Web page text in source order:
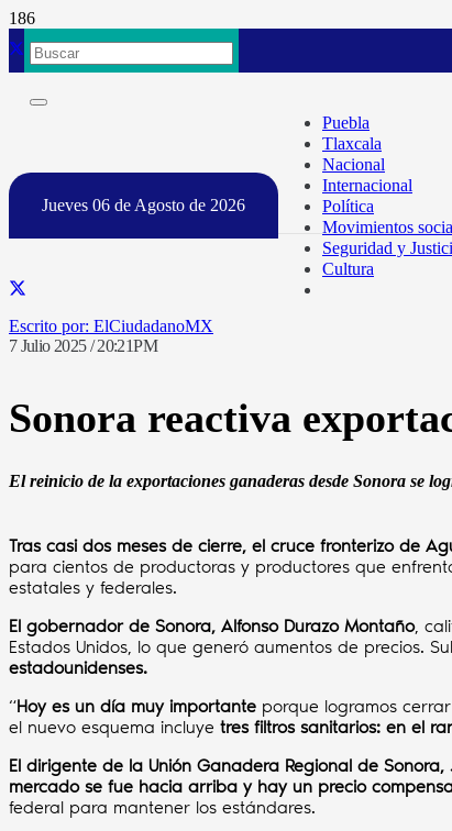
Jueves 06 de Agosto de 2026
Puebla
Tlaxcala
Nacional
Internacional
Política
Movimientos
Seguridad y
Cultura
ElCiudadanoMX
7 Julio 2025 / 20:21PM
Sonora reactiva
El reinicio de la exportaciones ganaderas desde Sonora se
Tras casi dos meses de cierre, el cruce fronterizo de
para cientos de productoras y productores que
estatales y federales.
El gobernador de Sonora, Alfonso Durazo Montaño,
Estados Unidos, lo que generó aumentos de precios.
estadounidenses.
“Hoy es un día muy importante porque logramos
el nuevo esquema incluye tres filtros sanitarios: en el
El dirigente de la Unión Ganadera Regional de
mercado se fue hacia arriba y hay un precio
federal para mantener los estándares.